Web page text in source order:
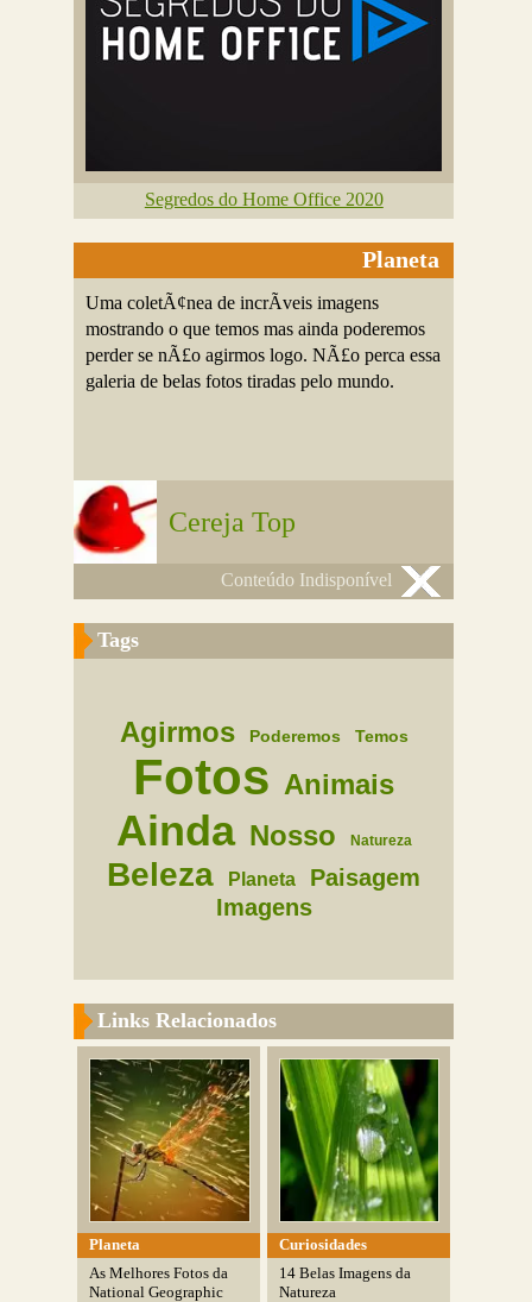
Segredos do Home Office 2020
Planeta
Uma coletÃ¢nea de incrÃ­veis imagens
mostrando o que temos mas ainda poderemos
perder se nÃ£o agirmos logo. NÃ£o perca essa
galeria de belas fotos tiradas pelo mundo.
Cereja Top
Conteúdo Indisponível
Tags
Agirmos Poderemos Temos
Fotos Animais
Ainda Nosso Natureza
Beleza Planeta
Paisagem
Imagens
Links Relacionados
Planeta
As Melhores Fotos da
National Geographic
Curiosidades
14 Belas Imagens da
Natureza